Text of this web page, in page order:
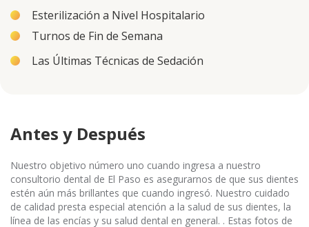
Esterilización a Nivel Hospitalario
Turnos de Fin de Semana
Las Últimas Técnicas de Sedación
Antes y Después
Nuestro objetivo número uno cuando ingresa a nuestro
consultorio dental de El Paso es asegurarnos de que sus dientes
estén aún más brillantes que cuando ingresó. Nuestro cuidado
de calidad presta especial atención a la salud de sus dientes, la
línea de las encías y su salud dental en general. . Estas fotos de